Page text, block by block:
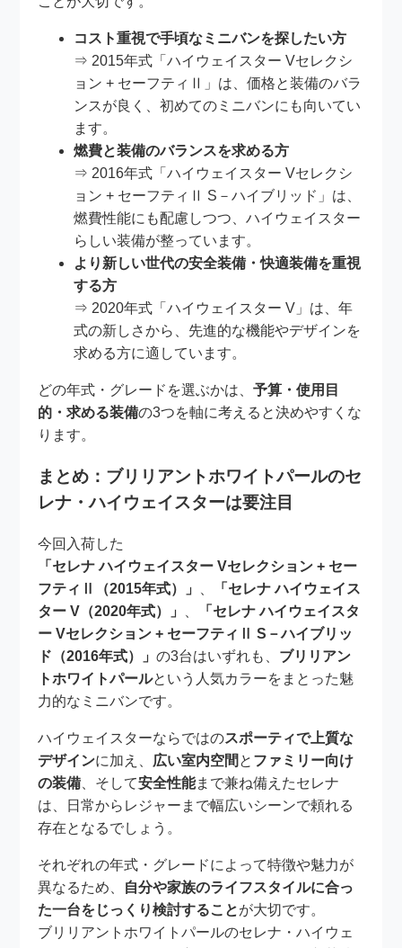
コスト重視で手頃なミニバンを探したい方
⇒ 2015年式「ハイウェイスター Vセレクシ
ョン + セーフティⅡ」は、価格と装備のバラ
ンスが良く、初めてのミニバンにも向いてい
ます。
燃費と装備のバランスを求める方
⇒ 2016年式「ハイウェイスター Vセレクシ
ョン + セーフティⅡ S－ハイブリッド」は、
燃費性能にも配慮しつつ、ハイウェイスター
らしい装備が整っています。
より新しい世代の安全装備・快適装備を重視
する方
⇒ 2020年式「ハイウェイスター V」は、年
式の新しさから、先進的な機能やデザインを
求める方に適しています。
どの年式・グレードを選ぶかは、予算・使用目
的・求める装備の3つを軸に考えると決めやすくな
ります。
まとめ：ブリリアントホワイトパールのセ
レナ・ハイウェイスターは要注目
今回入荷した
「セレナ ハイウェイスター Vセレクション + セー
フティⅡ（2015年式）」
「セレナ ハイウェイス
ター V（2020年式）」
「セレナ ハイウェイスタ
ー Vセレクション + セーフティⅡ S－ハイブリッ
ド（2016年式）」の3台はいずれも、 ブリリアン
トホワイトパールという人気カラーをまとった魅
力的なミニバンです。
ハイウェイスターならではのスポーティで上質な
デザインに加え、 広い室内空間 と ファミリー向け
の装備 、そして安全性能まで兼ね備えたセレナ
は、日常からレジャーまで幅広いシーンで頼れる
存在となるでしょう。
それぞれの年式・グレードによって特徴や魅力が
異なるため、 自分や家族のライフスタイルに合っ
た一台をじっくり検討することが大切です。
ブリリアントホワイトパールのセレナ・ハイウェ